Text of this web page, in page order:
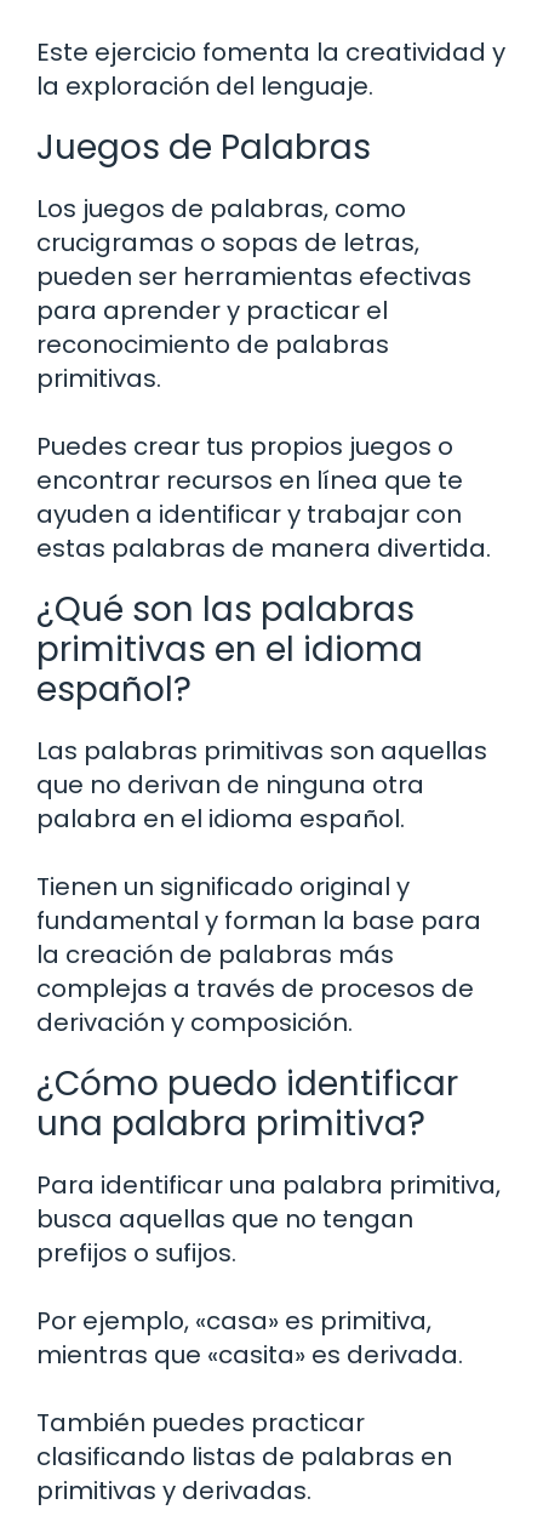
Este ejercicio fomenta la creatividad y
la exploración del lenguaje.
Juegos de Palabras
Los juegos de palabras, como
crucigramas o sopas de letras,
pueden ser herramientas efectivas
para aprender y practicar el
reconocimiento de palabras
primitivas.
Puedes crear tus propios juegos o
encontrar recursos en línea que te
ayuden a identificar y trabajar con
estas palabras de manera divertida.
¿Qué son las palabras
primitivas en el idioma
español?
Las palabras primitivas son aquellas
que no derivan de ninguna otra
palabra en el idioma español.
Tienen un significado original y
fundamental y forman la base para
la creación de palabras más
complejas a través de procesos de
derivación y composición.
¿Cómo puedo identificar
una palabra primitiva?
Para identificar una palabra primitiva,
busca aquellas que no tengan
prefijos o sufijos.
Por ejemplo, «casa» es primitiva,
mientras que «casita» es derivada.
También puedes practicar
clasificando listas de palabras en
primitivas y derivadas.